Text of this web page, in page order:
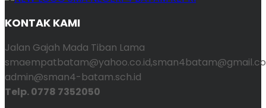
KONTAK KAMI
Jalan Gajah Mada Tiban Lama
admin@sman4-batam.sch.id
Telp. 0778 7352050